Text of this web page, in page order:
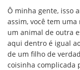
Ô minha gente, isso
assim, você tem
um animal de outra
aqui dentro é igual
de um filho de
coisinha complicada